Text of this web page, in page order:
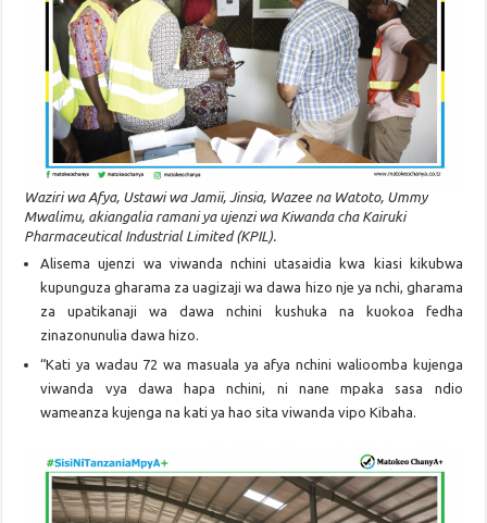
Waziri wa Afya, Ustawi wa Jamii, Jinsia, Wazee na Watoto, Ummy
Mwalimu, akiangalia ramani ya ujenzi wa Kiwanda cha Kairuki
Pharmaceutical Industrial Limited (KPIL).
Alisema ujenzi wa viwanda nchini utasaidia kwa kiasi kikubwa
kupunguza gharama za uagizaji wa dawa hizo nje ya nchi, gharama
za upatikanaji wa dawa nchini kushuka na kuokoa fedha
zinazonunulia dawa hizo.
“Kati ya wadau 72 wa masuala ya afya nchini walioomba kujenga
viwanda vya dawa hapa nchini, ni nane mpaka sasa ndio
wameanza kujenga na kati ya hao sita viwanda vipo Kibaha.